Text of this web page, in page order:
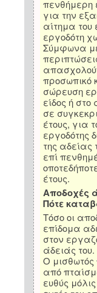
πενθήμερη
για την
αίτημα του
εργοδότη
Σύμφωνα με
προσωπικό
σώρευση
είδος ή
σε
έτους, για
εργοδότης
της
επί
έτους.
Αποδοχές
Πότε
Τόσο οι
επίδομα
στον
άδειάς του.
Ο μισθωτός
από
ευθύς